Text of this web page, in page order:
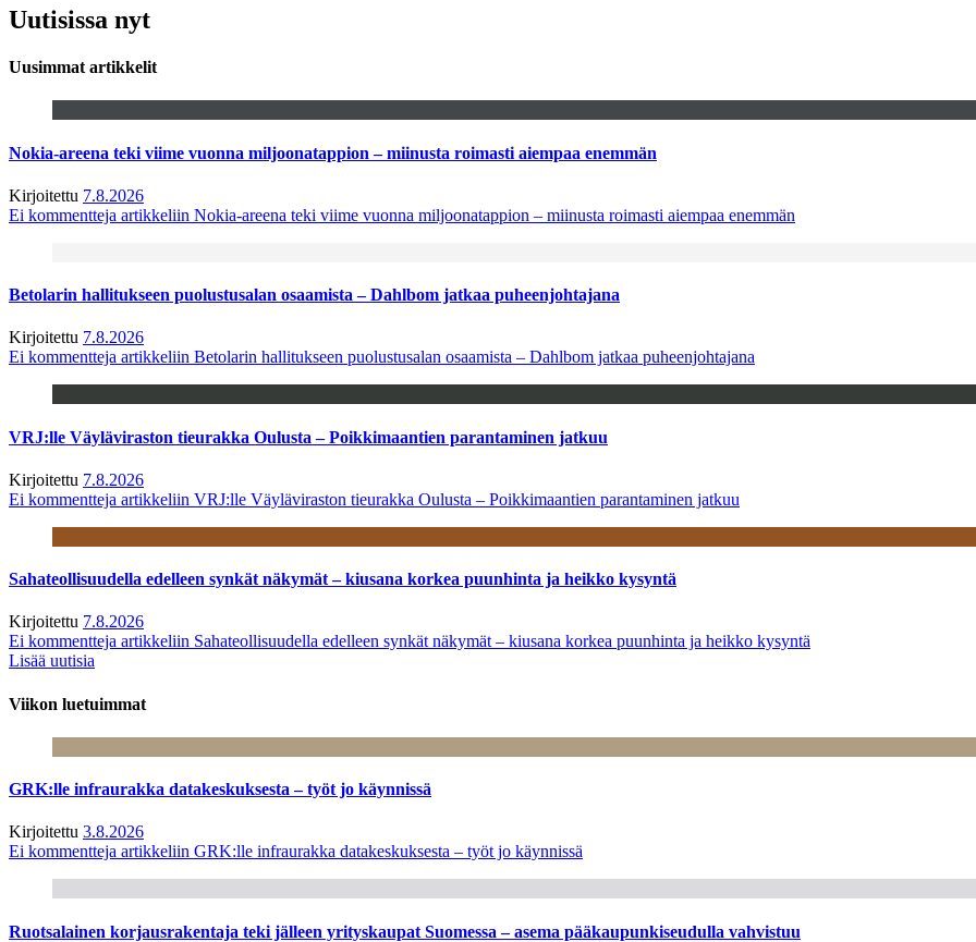
Uutisissa nyt
Uusimmat artikkelit
Nokia-areena teki viime vuonna miljoonatappion – miinusta roimasti aiempaa enemmän
Kirjoitettu 7.8.2026
Ei kommentteja artikkeliin Nokia-areena teki viime vuonna miljoonatappion – miinusta roimasti aiempaa enemmän
Betolarin hallitukseen puolustusalan osaamista – Dahlbom jatkaa puheenjohtajana
Kirjoitettu 7.8.2026
Ei kommentteja artikkeliin Betolarin hallitukseen puolustusalan osaamista – Dahlbom jatkaa puheenjohtajana
VRJ:lle Väyläviraston tieurakka Oulusta – Poikkimaantien parantaminen jatkuu
Kirjoitettu 7.8.2026
Ei kommentteja artikkeliin VRJ:lle Väyläviraston tieurakka Oulusta – Poikkimaantien parantaminen jatkuu
Sahateollisuudella edelleen synkät näkymät – kiusana korkea puunhinta ja heikko kysyntä
Kirjoitettu 7.8.2026
Ei kommentteja artikkeliin Sahateollisuudella edelleen synkät näkymät – kiusana korkea puunhinta ja heikko kysyntä
Lisää uutisia
Viikon luetuimmat
GRK:lle infraurakka datakeskuksesta – työt jo käynnissä
Kirjoitettu 3.8.2026
Ei kommentteja artikkeliin GRK:lle infraurakka datakeskuksesta – työt jo käynnissä
Ruotsalainen korjausrakentaja teki jälleen yrityskaupat Suomessa – asema pääkaupunkiseudulla vahvistuu